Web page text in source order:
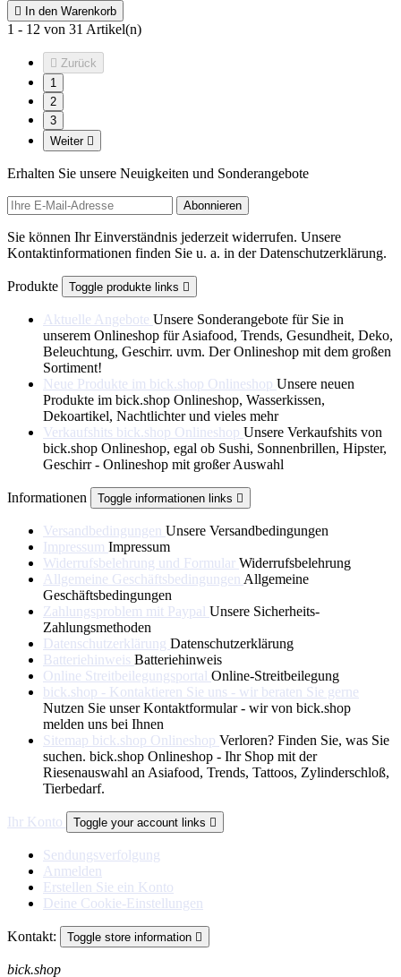
 In den Warenkorb
1 - 12 von 31 Artikel(n)
 Zurück
1
2
3
Weiter 
Erhalten Sie unsere Neuigkeiten und Sonderangebote
Sie können Ihr Einverständnis jederzeit widerrufen. Unsere
Kontaktinformationen finden Sie u. a. in der Datenschutzerklärung.
Produkte Toggle produkte links 
Aktuelle Angebote Unsere Sonderangebote für Sie in
unserem Onlineshop für Asiafood, Trends, Gesundheit, Deko,
Beleuchtung, Geschirr. uvm. Der Onlineshop mit dem großen
Sortiment!
Neue Produkte im bick.shop Onlineshop Unsere neuen
Produkte im bick.shop Onlineshop, Wasserkissen,
Dekoartikel, Nachtlichter und vieles mehr
Verkaufshits bick.shop Onlineshop Unsere Verkaufshits von
bick.shop Onlineshop, egal ob Sushi, Sonnenbrillen, Hipster,
Geschirr - Onlineshop mit großer Auswahl
Informationen Toggle informationen links 
Versandbedingungen Unsere Versandbedingungen
Impressum Impressum
Widerrufsbelehrung und Formular Widerrufsbelehrung
Allgemeine Geschäftsbedingungen Allgemeine
Geschäftsbedingungen
Zahlungsproblem mit Paypal Unsere Sicherheits-
Zahlungsmethoden
Datenschutzerklärung Datenschutzerklärung
Batteriehinweis Batteriehinweis
Online Streitbeilegungsportal Online-Streitbeilegung
bick.shop - Kontaktieren Sie uns - wir beraten Sie gerne
Nutzen Sie unser Kontaktformular - wir von bick.shop
melden uns bei Ihnen
Sitemap bick.shop Onlineshop Verloren? Finden Sie, was Sie
suchen. bick.shop Onlineshop - Ihr Shop mit der
Riesenauswahl an Asiafood, Trends, Tattoos, Zylinderschloß,
Tierbedarf.
Ihr Konto Toggle your account links 
Sendungsverfolgung
Anmelden
Erstellen Sie ein Konto
Deine Cookie-Einstellungen
Kontakt: Toggle store information 
bick.shop